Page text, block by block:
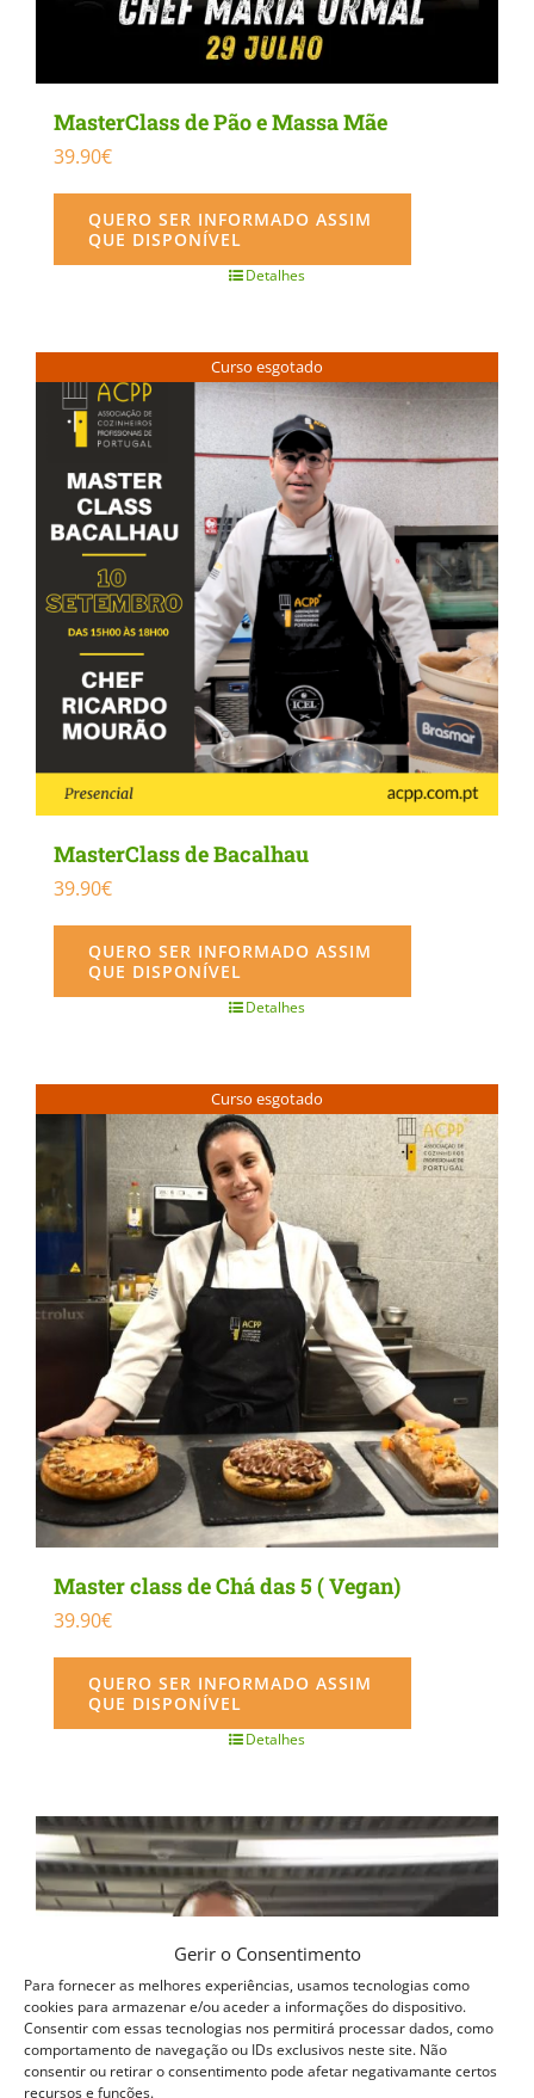
Gerir o Consentimento
Para fornecer as melhores experiências, usamos tecnologias como
cookies para armazenar e/ou aceder a informações do dispositivo.
Consentir com essas tecnologias nos permitirá processar dados, como
comportamento de navegação ou IDs exclusivos neste site. Não
consentir ou retirar o consentimento pode afetar negativamante certos
recursos e funções.
MasterClass de Pão e Massa Mãe
39.90€
QUERO SER INFORMADO ASSIM
QUE DISPONÍVEL
Detalhes
Curso esgotado
MasterClass de Bacalhau
39.90€
QUERO SER INFORMADO ASSIM
QUE DISPONÍVEL
Detalhes
Curso esgotado
Master class de Chá das 5 ( Vegan)
39.90€
QUERO SER INFORMADO ASSIM
QUE DISPONÍVEL
Detalhes